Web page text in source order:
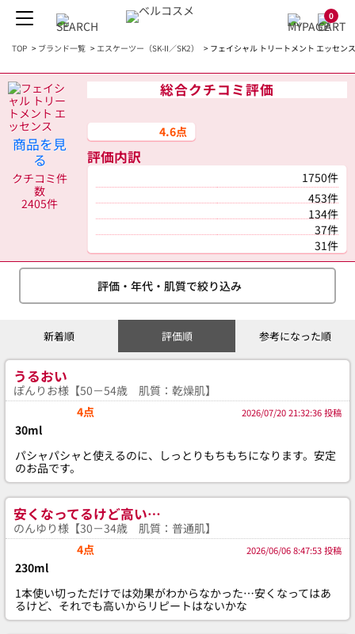
0
TOP > ブランド一覧 > エスケーツー（SK-II／SK2） > フェイシャル トリートメント エッセン
商品を見
る
クチコミ件
数
2405件
総合クチコミ評価
4.6点
評価内訳
1750件
453件
134件
37件
31件
評価・年代・肌質で絞り込み
新着順 評価順 参考になった順
うるおい
ぽんりお様【50－54歳 肌質：乾燥肌】
4点
2026/07/20 21:32:36 投稿
30ml
パシャパシャと使えるのに、しっとりもちもちになります。安定
のお品です。
安くなってるけど高い…
のんゆり様【30－34歳 肌質：普通肌】
4点
2026/06/06 8:47:53 投稿
230ml
1本使い切っただけでは効果がわからなかった…安くなってはあ
るけど、それでも高いからリピートはないかな